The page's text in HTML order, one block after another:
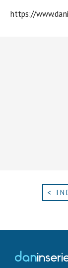
https://
<